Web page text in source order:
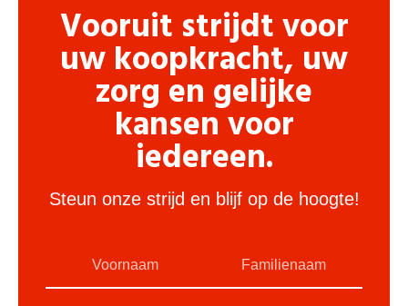
Vooruit strijdt voor
uw koopkracht, uw
zorg en gelijke
kansen voor
iedereen.
Steun onze strijd en blijf op de hoogte!